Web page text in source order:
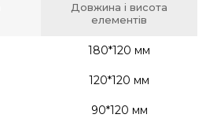
Довжина і висота
елементів
180*120 мм
120*120 мм
90*120 мм